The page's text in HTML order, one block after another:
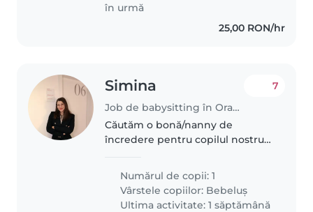
în urmă
25,00 RON/hr
Simina
Job de babysitting în Oradea
7
Căutăm o bonă/nanny de
încredere pentru copilul nostru
Ne-ar plăcea cineva care să fie
confortabil cu gătitul și treburile
casnice. Copilul nostru..
Numărul de copii: 1
Vârstele copiilor: Bebeluș
Ultima activitate: 1 săptămână